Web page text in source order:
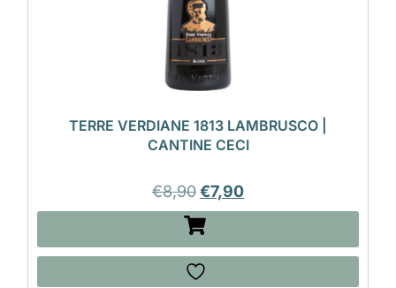
TERRE VERDIANE 1813 LAMBRUSCO |
CANTINE CECI
€8,90€7,90